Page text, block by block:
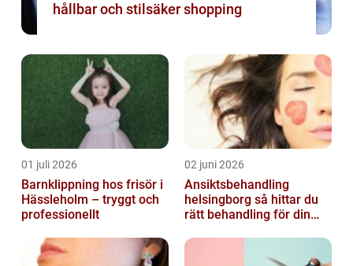
hållbar och stilsäker shopping
01 juli 2026
Barnklippning hos frisör i
Hässleholm – tryggt och
professionellt
02 juni 2026
Ansiktsbehandling
helsingborg så hittar du
rätt behandling för din